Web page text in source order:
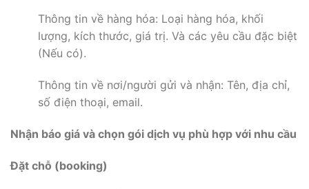
Thông tin về hàng hóa: Loại hàng hóa, khối
lượng, kích thước, giá trị. Và các yêu cầu đặc biệt
(Nếu có).
Thông tin về nơi/người gửi và nhận: Tên, địa chỉ,
số điện thoại, email.
Nhận báo giá và chọn gói dịch vụ phù hợp với nhu cầu
Đặt chỗ (booking)